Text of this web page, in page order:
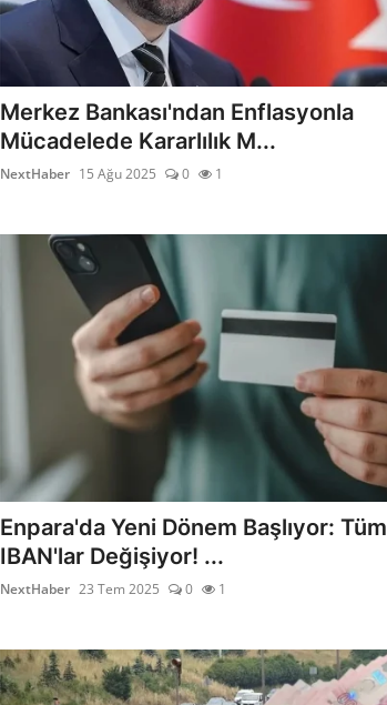
Merkez Bankası'ndan Enflasyonla
Mücadelede Kararlılık M...
NextHaber 15 Ağu 2025 0 1
Enpara'da Yeni Dönem Başlıyor: Tüm
IBAN'lar Değişiyor! ...
NextHaber 23 Tem 2025 0 1